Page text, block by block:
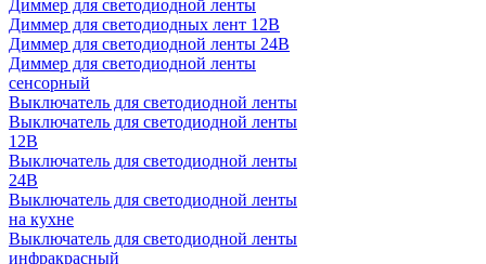
Диммер для светодиодной ленты
Диммер для светодиодных лент 12В
Диммер для светодиодной ленты 24В
Диммер для светодиодной ленты
сенсорный
Выключатель для светодиодной ленты
Выключатель для светодиодной ленты
12В
Выключатель для светодиодной ленты
24В
Выключатель для светодиодной ленты
на кухне
Выключатель для светодиодной ленты
инфракрасный